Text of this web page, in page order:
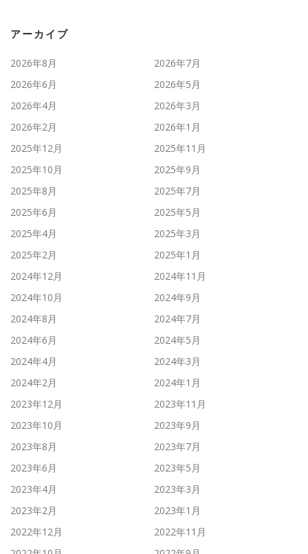
アーカイブ
2026年8月
2026年7月
2026年6月
2026年5月
2026年4月
2026年3月
2026年2月
2026年1月
2025年12月
2025年11月
2025年10月
2025年9月
2025年8月
2025年7月
2025年6月
2025年5月
2025年4月
2025年3月
2025年2月
2025年1月
2024年12月
2024年11月
2024年10月
2024年9月
2024年8月
2024年7月
2024年6月
2024年5月
2024年4月
2024年3月
2024年2月
2024年1月
2023年12月
2023年11月
2023年10月
2023年9月
2023年8月
2023年7月
2023年6月
2023年5月
2023年4月
2023年3月
2023年2月
2023年1月
2022年12月
2022年11月